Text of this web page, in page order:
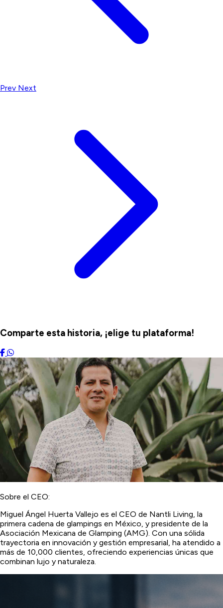
Prev Next
Comparte esta historia, ¡elige tu plataforma!
Sobre el CEO:
Miguel Ángel Huerta Vallejo es el CEO de Nantli Living, la
primera cadena de glampings en México, y presidente de la
Asociación Mexicana de Glamping (AMG). Con una sólida
trayectoria en innovación y gestión empresarial, ha atendido a
más de 10,000 clientes, ofreciendo experiencias únicas que
combinan lujo y naturaleza.